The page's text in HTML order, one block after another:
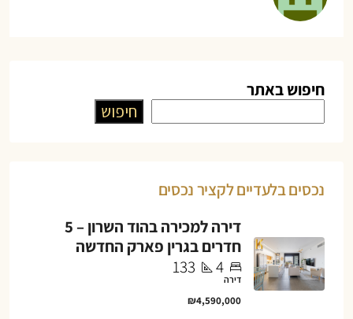
חיפוש באתר
חיפוש
נכסים בלעדיים לקציר נכסים
דירה למכירה בהוד השרון – 5
חדרים בגרין פארק החדשה
4
133
דירה
₪4,590,000